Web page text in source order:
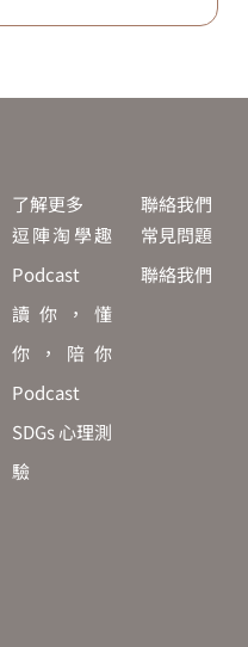
了解更多
逗陣淘學趣
Podcast
讀你，懂
你，陪你
Podcast
SDGs 心理測
驗
聯絡我們
常見問題
聯絡我們